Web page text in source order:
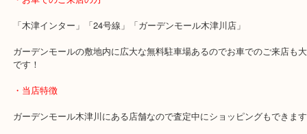
関西本線「木津駅」「平城山駅」
近鉄京都線「高の原駅」「西大寺駅」
・お車でのご来店の方
「木津インター」「24号線」「ガーデンモール木津川店」